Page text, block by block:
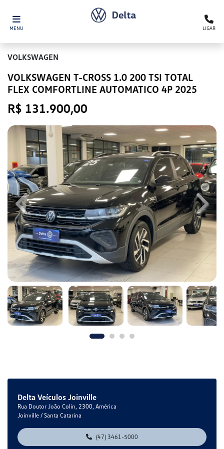
MENU LIGAR
VOLKSWAGEN
VOLKSWAGEN T-CROSS 1.0 200 TSI TOTAL
FLEX COMFORTLINE AUTOMATICO 4P 2025
R$ 131.900,00
Previous Next
Delta Veículos Joinville
Rua Doutor João Colin, 2300, América
Joinville / Santa Catarina
(47) 3461-5000